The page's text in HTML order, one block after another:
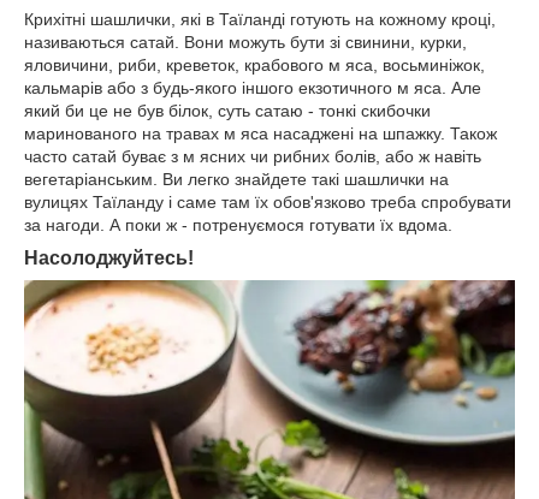
Крихітні шашлички, які в Таїланді готують на кожному кроці,
називаються сатай. Вони можуть бути зі свинини, курки,
яловичини, риби, креветок, крабового м яса, восьминіжок,
кальмарів або з будь-якого іншого екзотичного м яса. Але
який би це не був білок, суть сатаю - тонкі скибочки
маринованого на травах м яса насаджені на шпажку. Також
часто сатай буває з м ясних чи рибних болів, або ж навіть
вегетаріанським. Ви легко знайдете такі шашлички на
вулицях Таїланду і саме там їх обов'язково треба спробувати
за нагоди. А поки ж - потренуємося готувати їх вдома.
Насолоджуйтесь!